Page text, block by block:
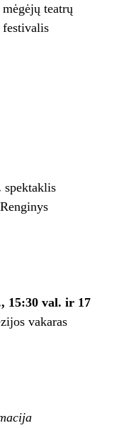
mėgėjų teatrų
festivalis
spektaklis
15:30 val. ir 17
vakaras